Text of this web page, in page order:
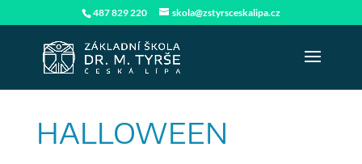
487 829 220 skola@zstyrsceskalipa.cz
HALLOWEEN